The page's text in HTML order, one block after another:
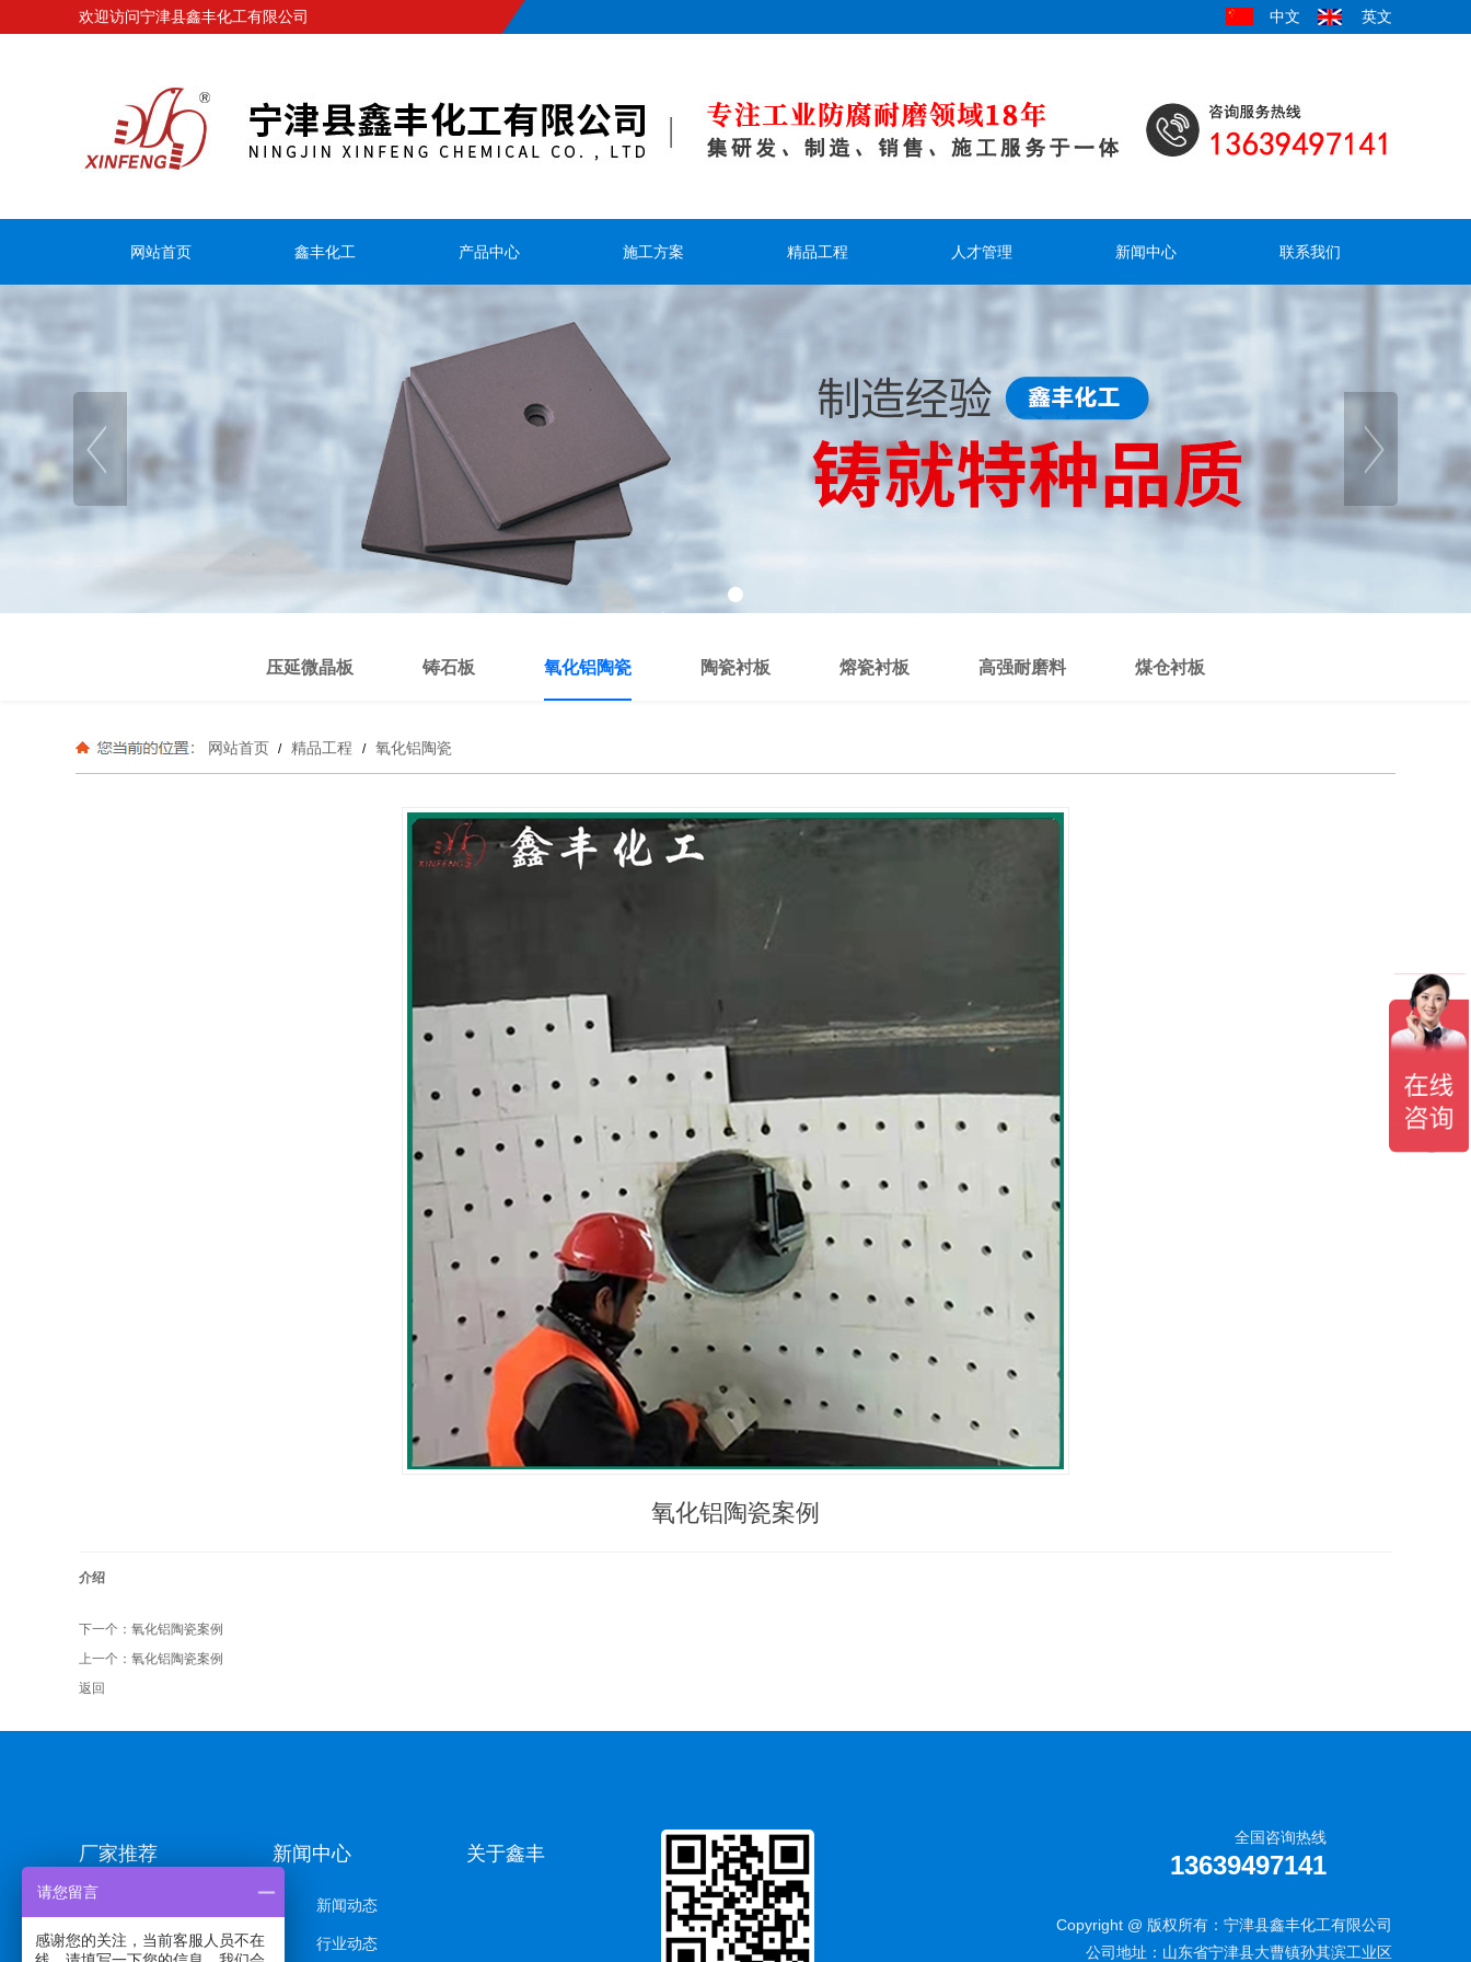
欢迎访问宁津县鑫丰化工有限公司 中文 英文
网站首页 鑫丰化工 产品中心 施工方案 精品工程 人才管理 新闻中心 联系我们
压延微晶板 铸石板 氧化铝陶瓷 陶瓷衬板 熔瓷衬板 高强耐磨料 煤仓衬板
网站首页 / 精品工程 / 氧化铝陶瓷
氧化铝陶瓷案例
介绍
下一个： 氧化铝陶瓷案例
上一个： 氧化铝陶瓷案例
返回
厂家推荐
铸石板
新闻中心
新闻动态
行业动态
关于鑫丰
全国咨询热线
13639497141
Copyright @ 版权所有：宁津县鑫丰化工有限公司
公司地址：山东省宁津县大曹镇孙其滨工业区
请您留言
感谢您的关注，当前客服人员不在